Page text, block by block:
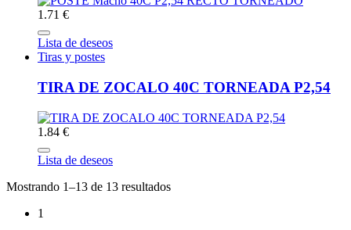
1.71 €
Lista de deseos
Tiras y postes
TIRA DE ZOCALO 40C TORNEADA P2,54
1.84 €
Lista de deseos
Mostrando 1–13 de 13 resultados
1